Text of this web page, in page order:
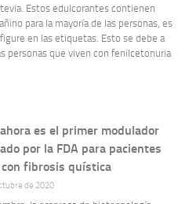
Estos edulcorantes contienen
para la mayoría de las personas, es
en las etiquetas. Esto se debe a
personas que viven con fenilcetonuria
ahora es el primer modulador
por la FDA para pacientes
fibrosis quística
de 2020